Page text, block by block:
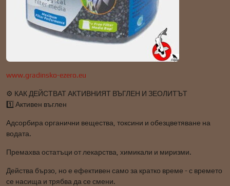
www.gradinsko-ezero.eu
⚙️ КАК ДЕЙСТВАТ АКТИВНИЯТ ВЪГЛЕН И ЗЕОЛИТЪТ
1️⃣ Активен въглен
Адсорбира органични вещества, токсини и обезцветяване на
водата.
Премахва остатъци от лекарства, химикали и миризми.
Действа бързо, но е ефективен само за кратко време - с времето
се насища и трябва да се смени.